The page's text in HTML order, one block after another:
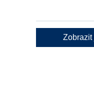
Zobrazit